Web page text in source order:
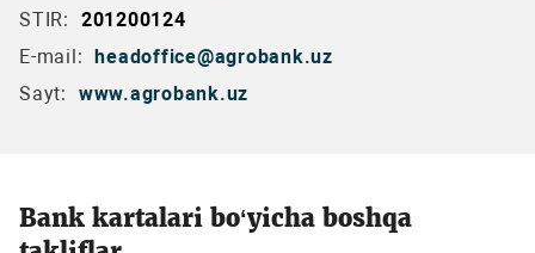
STIR:
201200124
E-mail:
headoffice@agrobank.uz
Sayt:
www.agrobank.uz
Bank kartalari bo‘yicha boshqa